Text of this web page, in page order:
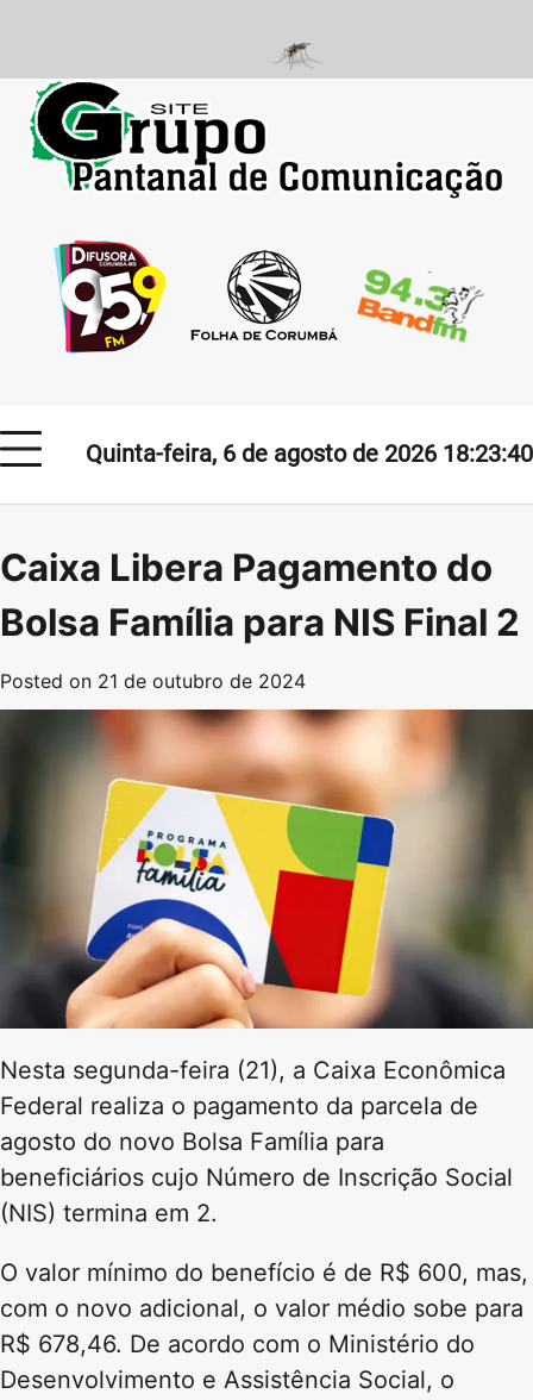
content
Quinta-feira, 6 de agosto de 2026 18:23:40
Caixa Libera Pagamento do
Bolsa Família para NIS Final 2
Posted on 21 de outubro de 2024
Nesta segunda-feira (21), a Caixa Econômica
Federal realiza o pagamento da parcela de
agosto do novo Bolsa Família para
beneficiários cujo Número de Inscrição Social
(NIS) termina em 2.
O valor mínimo do benefício é de R$ 600, mas,
com o novo adicional, o valor médio sobe para
R$ 678,46. De acordo com o Ministério do
Desenvolvimento e Assistência Social, o